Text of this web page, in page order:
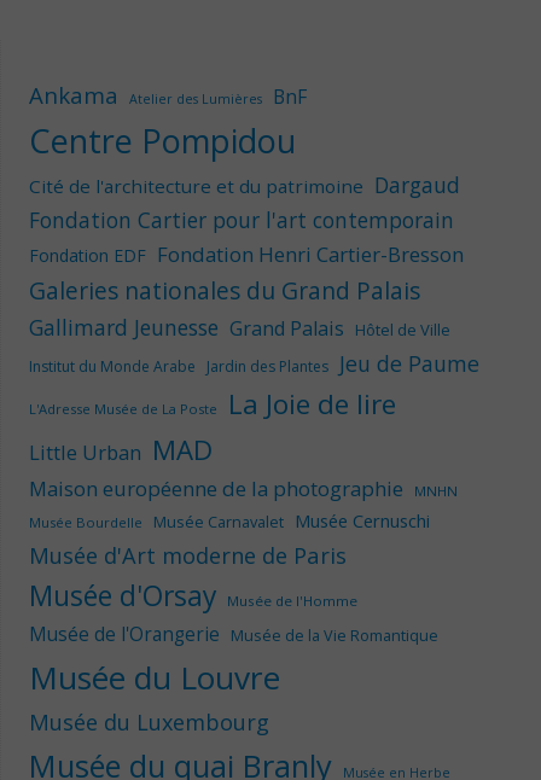
Ankama Atelier des Lumières BnF
Centre Pompidou
Cité de l'architecture et du patrimoine Dargaud
Fondation Cartier pour l'art contemporain
Fondation EDF Fondation Henri Cartier-Bresson
Galeries nationales du Grand Palais
Gallimard Jeunesse Grand Palais Hôtel de Ville
Institut du Monde Arabe Jardin des Plantes Jeu de Paume
L'Adresse Musée de La Poste La Joie de lire
Little Urban MAD
Maison européenne de la photographie
MNHN
Musée Bourdelle
Musée Carnavalet Musée Cernuschi
Musée d'Art moderne de Paris
Musée d'Orsay Musée de l'Homme
Musée de l'Orangerie Musée de la Vie Romantique
Musée du Louvre
Musée du Luxembourg
Musée du quai Branly Musée en Herbe